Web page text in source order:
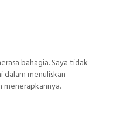
bahagia. Saya tidak
dalam menuliskan